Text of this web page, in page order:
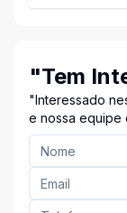
"Tem
Entre
"Interessado
e nossa equipe